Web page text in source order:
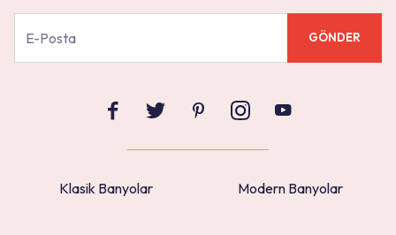
Klasik Banyolar Modern Banyolar
GÖNDER